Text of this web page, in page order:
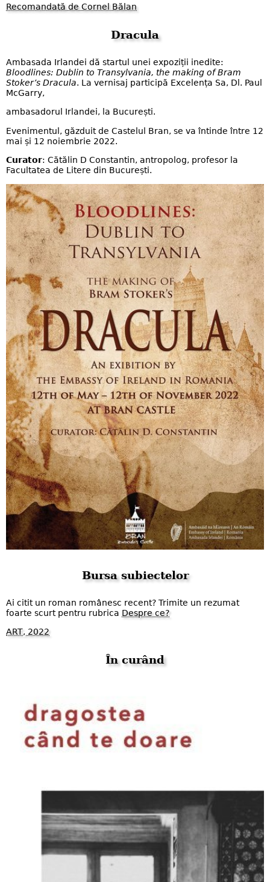
Recomandată de Cornel Bălan
Dracula
Ambasada Irlandei dă startul unei expoziții inedite:
Bloodlines: Dublin to Transylvania, the making of Bram
Stoker’s Dracula. La vernisaj participă Excelența Sa, Dl. Paul
McGarry,
ambasadorul Irlandei, la București.
Evenimentul, găzduit de Castelul Bran, se va întinde între 12
mai și 12 noiembrie 2022.
Curator: Cătălin D Constantin, antropolog, profesor la
Facultatea de Litere din București.
Bursa subiectelor
Ai citit un roman românesc recent? Trimite un rezumat
foarte scurt pentru rubrica Despre ce?
ART, 2022
În curând